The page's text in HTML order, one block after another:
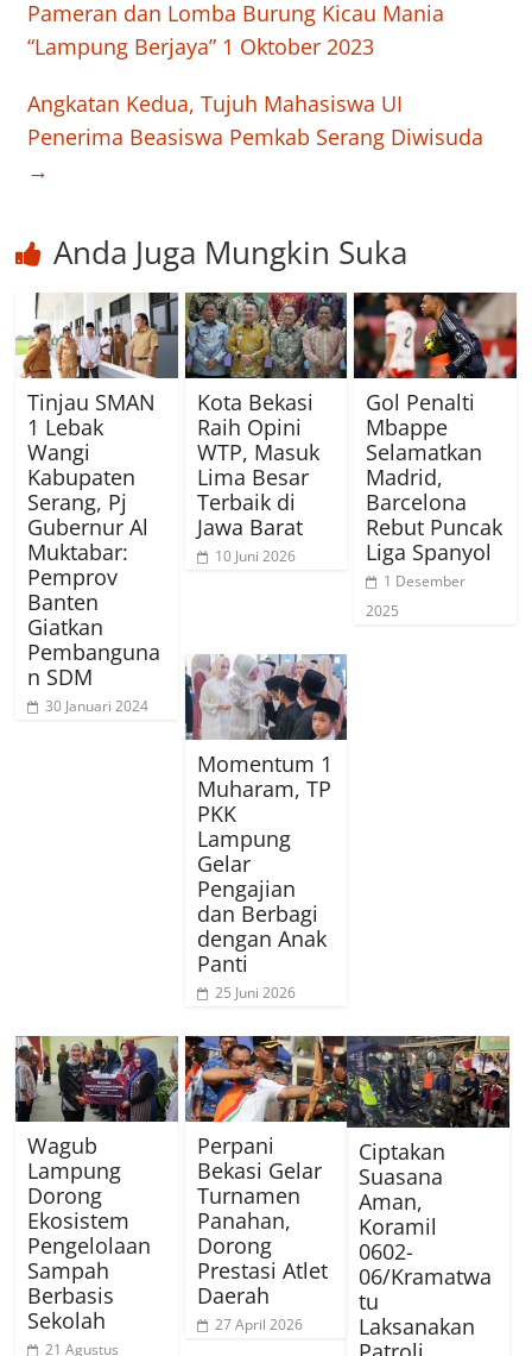
Pameran dan Lomba Burung Kicau Mania
“Lampung Berjaya” 1 Oktober 2023
Angkatan Kedua, Tujuh Mahasiswa UI
Penerima Beasiswa Pemkab Serang Diwisuda
→
Anda Juga Mungkin Suka
Tinjau SMAN
1 Lebak
Wangi
Kabupaten
Serang, Pj
Gubernur Al
Muktabar:
Pemprov
Banten
Giatkan
Pembanguna
n SDM
30 Januari 2024
Kota Bekasi
Raih Opini
WTP, Masuk
Lima Besar
Terbaik di
Jawa Barat
10 Juni 2026
Gol Penalti
Mbappe
Selamatkan
Madrid,
Barcelona
Rebut Puncak
Liga Spanyol
1 Desember
2025
Momentum 1
Muharam, TP
PKK
Lampung
Gelar
Pengajian
dan Berbagi
dengan Anak
Panti
25 Juni 2026
Wagub
Lampung
Dorong
Ekosistem
Pengelolaan
Sampah
Berbasis
Sekolah
21 Agustus
Perpani
Bekasi Gelar
Turnamen
Panahan,
Dorong
Prestasi Atlet
Daerah
27 April 2026
Ciptakan
Suasana
Aman,
Koramil
0602-
06/Kramatwa
tu
Laksanakan